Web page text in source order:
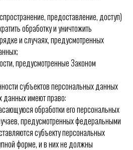
предоставление, доступ)
обработку и уничтожить
и случаях, предусмотренных
предусмотренные Законом
субъектов персональных данных
данных имеют право:
обработки его персональных
предусмотренных федеральными
субъекту персональных
форме, и в них не должны